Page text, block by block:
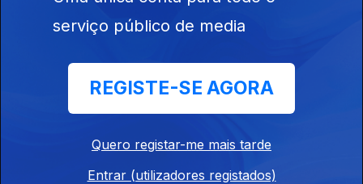
Ep. 9
serviço público de media
REGISTE-SE AGORA
Quero registar-me mais tarde
Entrar (utilizadores registados)